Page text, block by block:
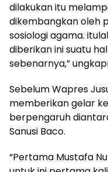
dilakukan itu
dikembangkan oleh
sosiologi agama.
diberikan ini suatu
sebenarnya,”
Sebelum Wapres
memberikan gelar
berpengaruh
Sanusi Baco.
“Pertama Mustafa